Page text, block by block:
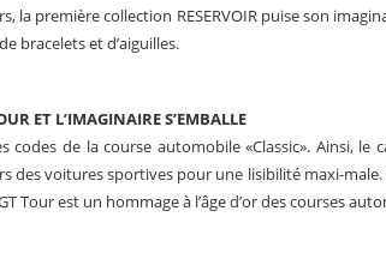
la première collection RESERVOIR puise son
bracelets et d’aiguilles.
ET L’IMAGINAIRE S’EMBALLE
codes de la course automobile «Classic». Ainsi,
des voitures sportives pour une lisibilité maxi-
Tour est un hommage à l’âge d’or des courses